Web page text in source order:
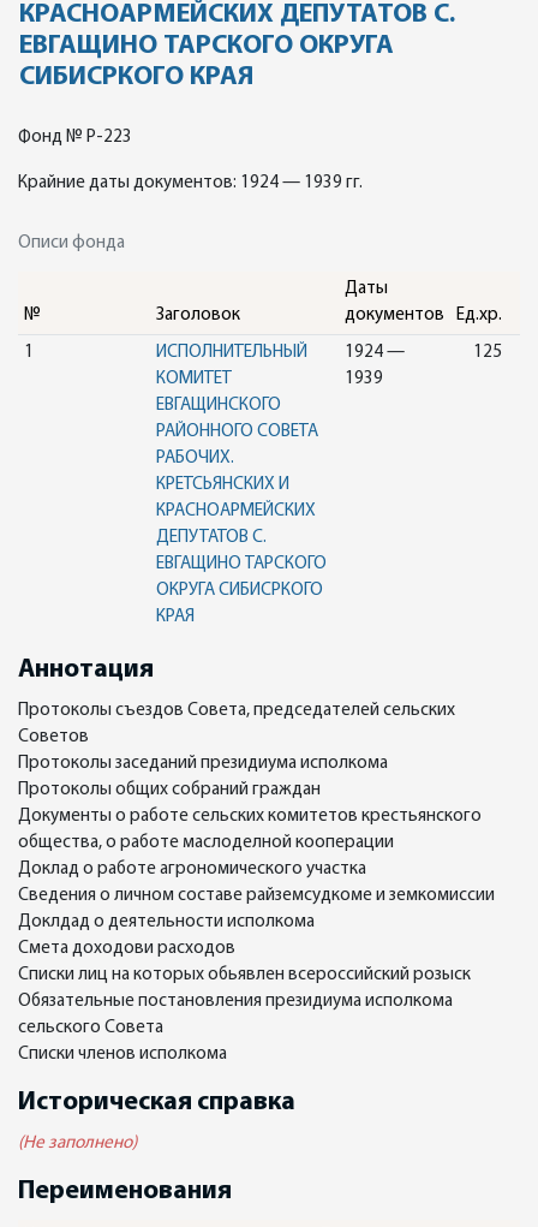
КРАСНОАРМЕЙСКИХ ДЕПУТАТОВ С.
ЕВГАЩИНО ТАРСКОГО ОКРУГА
СИБИСРКОГО КРАЯ
Фонд № Р-223
Крайние даты документов: 1924 — 1939 гг.
Описи фонда
№ Заголовок
Даты
документов
Ед.хр.
1
ИСПОЛНИТЕЛЬНЫЙ
КОМИТЕТ
ЕВГАЩИНСКОГО
РАЙОННОГО СОВЕТА
РАБОЧИХ.
КРЕТСЬЯНСКИХ И
КРАСНОАРМЕЙСКИХ
ДЕПУТАТОВ С.
ЕВГАЩИНО ТАРСКОГО
ОКРУГА СИБИСРКОГО
КРАЯ
1924 —
1939
125
Аннотация
Протоколы съездов Совета, председателей сельских
Советов
Протоколы заседаний президиума исполкома
Протоколы общих собраний граждан
Документы о работе сельских комитетов крестьянского
общества, о работе маслоделной кооперации
Доклад о работе агрономического участка
Сведения о личном составе райземсудкоме и земкомиссии
Доклдад о деятельности исполкома
Смета доходови расходов
Списки лиц на которых обьявлен всероссийский розыск
Обязательные постановления президиума исполкома
сельского Совета
Списки членов исполкома
Историческая справка
(Не заполнено)
Переименования